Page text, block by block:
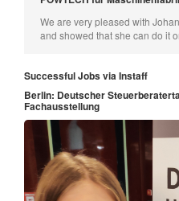
We are very pleased with
and showed that she can do it
Successful Jobs via Instaff
Berlin: Deutscher
Fachausstellung